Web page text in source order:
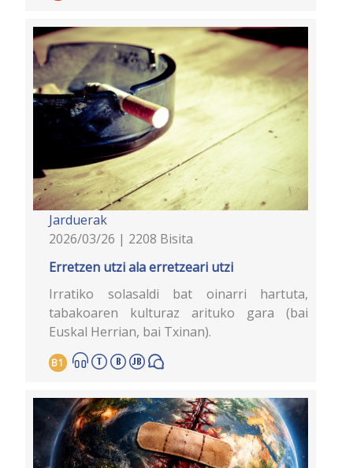
Jarduerak
2026/03/26 | 2208 Bisita
Erretzen utzi ala erretzeari utzi
Irratiko solasaldi bat oinarri hartuta,
tabakoaren kulturaz arituko gara (bai
Euskal Herrian, bai Txinan).
B1